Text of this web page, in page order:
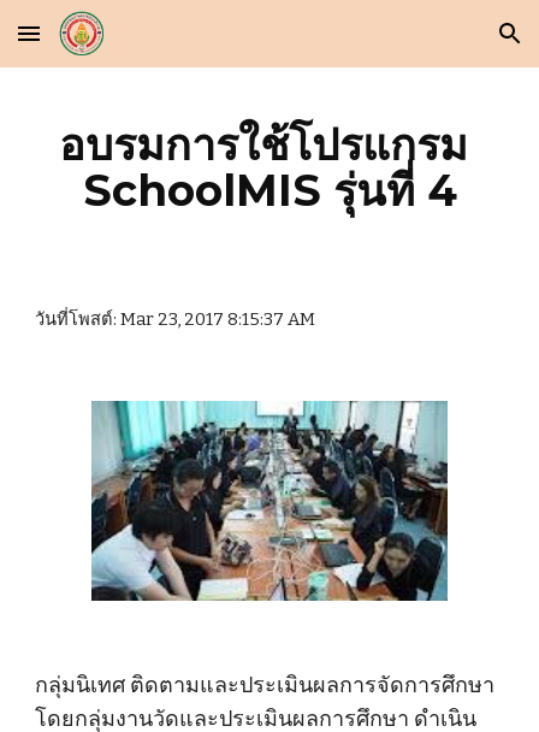
Skip to main content Skip to navigation
อบรมการใช้โปรแกรม
SchoolMIS รุ่นที่ 4
วันที่โพสต์: Mar 23, 2017 8:15:37 AM
กลุ่มนิเทศ ติดตามและประเมินผลการจัดการศึกษา
โดยกลุ่มงานวัดและประเมินผลการศึกษา ดำเนิน